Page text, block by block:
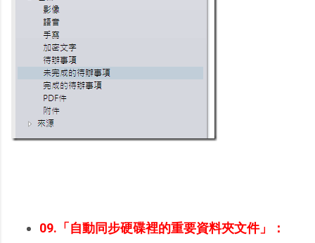
09.「自動同步硬碟裡的重要資料夾文件」：